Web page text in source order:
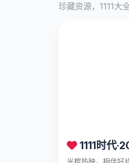
珍藏资源，1111大
1111时代
光棍热映，相伴好